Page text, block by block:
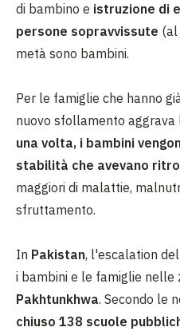
di bambino e istruzione di
persone sopravvissute (al
metà sono bambini.
Per le famiglie che hanno
nuovo sfollamento
una volta, i bambini
stabilità che avevano
maggiori di malattie,
sfruttamento.
In Pakistan, l'escalation
i bambini e le famiglie nelle
Pakhtunkhwa. Secondo le
chiuso 138 scuole